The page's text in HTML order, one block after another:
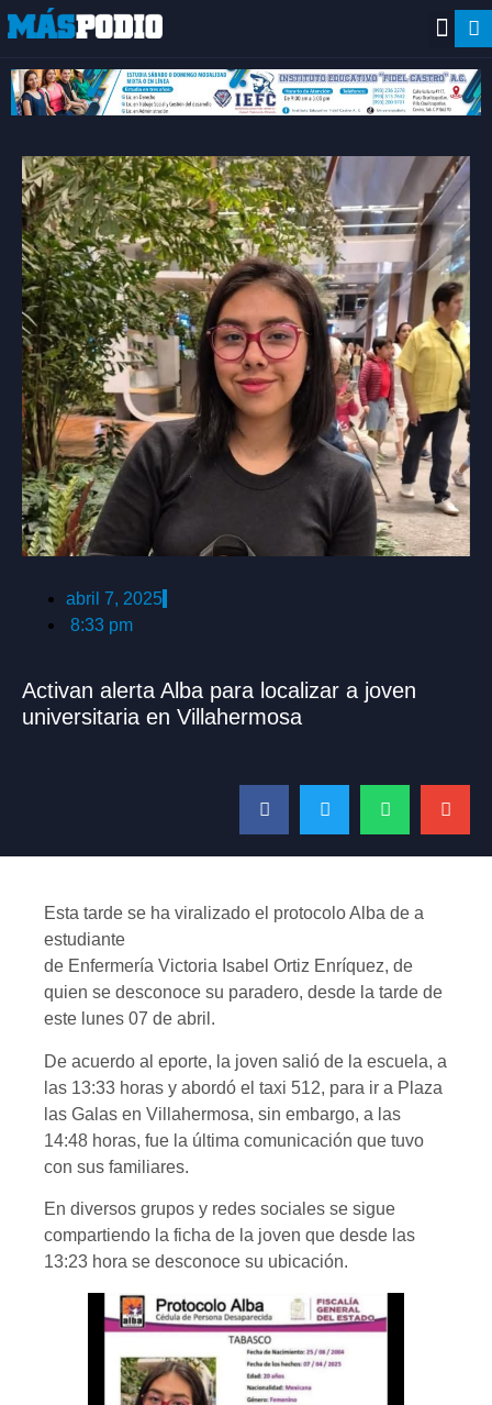
abril 7, 2025
8:33 pm
Activan alerta Alba para localizar a joven
universitaria en Villahermosa
Esta tarde se ha viralizado el protocolo Alba de a
estudiante
de Enfermería Victoria Isabel Ortiz Enríquez, de
quien se desconoce su paradero, desde la tarde de
este lunes 07 de abril.
De acuerdo al eporte, la joven salió de la escuela, a
las 13:33 horas y abordó el taxi 512, para ir a Plaza
las Galas en Villahermosa, sin embargo, a las
14:48 horas, fue la última comunicación que tuvo
con sus familiares.
En diversos grupos y redes sociales se sigue
compartiendo la ficha de la joven que desde las
13:23 hora se desconoce su ubicación.